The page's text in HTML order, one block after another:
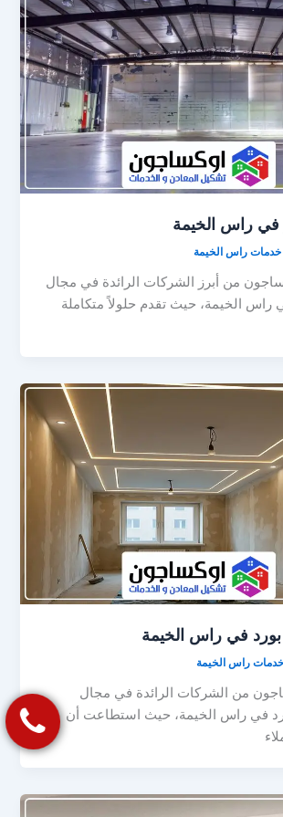
في راس الخيمة
|خدمات راس الخيمة
من أبرز الشركات الرائدة في مجال
راس الخيمة، حيث تقدم حلولاً متكاملة
في راس الخيمة
خدمات راس الخيمة
من الشركات الرائدة في مجال
في راس الخيمة، حيث استطاعت أن